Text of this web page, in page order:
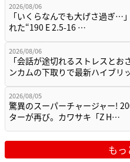
2026/08/06
「いくらなんでも大げさ過ぎ…
れた“190 E 2.5-16 …
2026/08/06
「会話が途切れるストレスとお
ンカムの下取りで最新ハイブリ
2026/08/05
驚異のスーパーチャージャー!
ターが再び。カワサキ「Z H…
もっ